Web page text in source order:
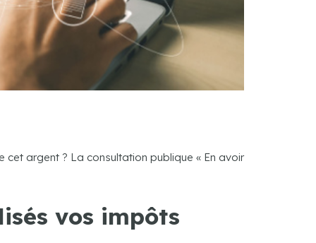
argent ? La consultation publique « En avoir
vos impôts